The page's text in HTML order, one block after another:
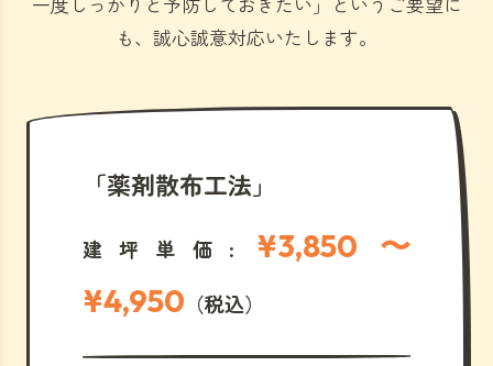
も、誠心誠意対応いたします。
「薬剤散布工法」
建坪単価: ¥3,850 〜
¥4,950 （税込）